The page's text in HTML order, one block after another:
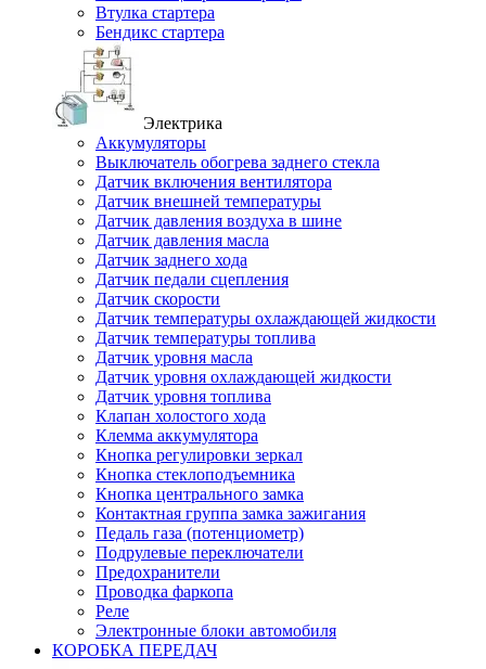
Втулка стартера
Бендикс стартера
Электрика
Аккумуляторы
Выключатель обогрева заднего стекла
Датчик включения вентилятора
Датчик внешней температуры
Датчик давления воздуха в шине
Датчик давления масла
Датчик заднего хода
Датчик педали сцепления
Датчик скорости
Датчик температуры охлаждающей жидкости
Датчик температуры топлива
Датчик уровня масла
Датчик уровня охлаждающей жидкости
Датчик уровня топлива
Клапан холостого хода
Клемма аккумулятора
Кнопка регулировки зеркал
Кнопка стеклоподъемника
Кнопка центрального замка
Контактная группа замка зажигания
Педаль газа (потенциометр)
Подрулевые переключатели
Предохранители
Проводка фаркопа
Реле
Электронные блоки автомобиля
КОРОБКА ПЕРЕДАЧ